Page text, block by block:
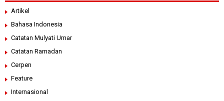
Artikel
Bahasa Indonesia
Catatan Mulyati Umar
Catatan Ramadan
Cerpen
Feature
Internasional